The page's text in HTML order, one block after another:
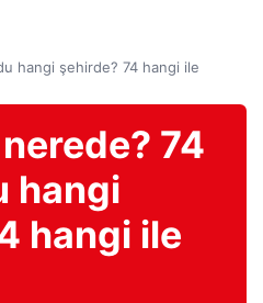
hangi şehirde? 74 hangi ile
74
hangi
hangi ile